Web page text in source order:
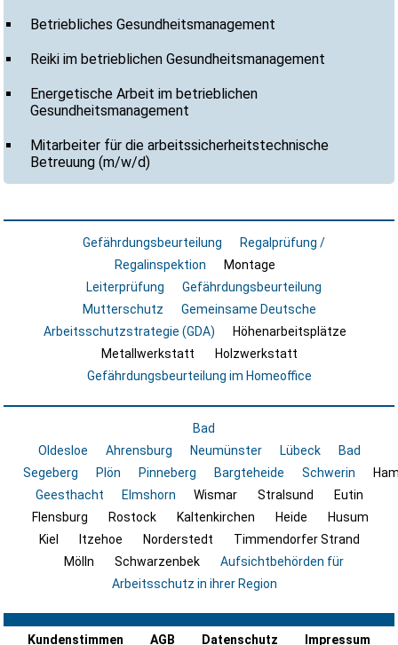
Betriebliches Gesundheitsmanagement
Reiki im betrieblichen Gesundheitsmanagement
Energetische Arbeit im betrieblichen
Gesundheitsmanagement
Mitarbeiter für die arbeitssicherheitstechnische
Betreuung (m/w/d)
Gefährdungsbeurteilung
Regalprüfung /
Regalinspektion
Montage
Leiterprüfung
Gefährdungsbeurteilung
Mutterschutz
Gemeinsame Deutsche
Arbeitsschutzstrategie (GDA)
Höhenarbeitsplätze
Metallwerkstatt
Holzwerkstatt
Gefährdungsbeurteilung im Homeoffice
Bad
Oldesloe
Ahrensburg Neumünster Lübeck
Bad
Segeberg
Plön Pinneberg Bargteheide Schwerin
Geesthacht
Elmshorn Wismar Stralsund
Eutin
Flensburg
Rostock Kaltenkirchen Heide
Husum
Kiel
Itzehoe Norderstedt
Timmendorfer Strand
Mölln
Schwarzenbek
Aufsichtbehörden für
Arbeitsschutz in ihrer Region
Kundenstimmen AGB Datenschutz Impressum